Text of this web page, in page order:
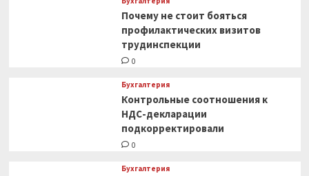
Почему не стоит бояться
профилактических визитов
трудинспекции
0
Бухгалтерия
Контрольные соотношения к
НДС-декларации
подкорректировали
0
Бухгалтерия